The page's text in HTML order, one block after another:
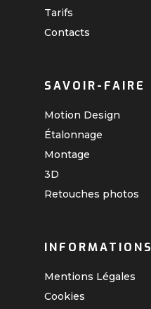
Tarifs
Contacts
SAVOIR-FAIRE
Motion Design
Étalonnage
Montage
3D
Retouches photos
INFORMATIONS
Mentions Légales
Cookies